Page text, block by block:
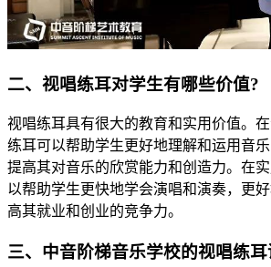
二、视唱练耳对学生有哪些价值?
视唱练耳具有很大的教育和实用价值。
练耳可以帮助学生更好地理解和运用音乐
提高其对音乐的欣赏能力和创造力。在
以帮助学生更快地学会演唱和演奏，更
高其就业和创业的竞争力。
三、中音阶梯音乐学校的视唱练